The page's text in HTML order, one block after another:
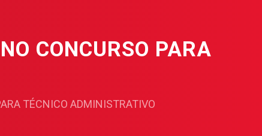
CONCURSO PARA
TÉCNICO ADMINISTRATIVO